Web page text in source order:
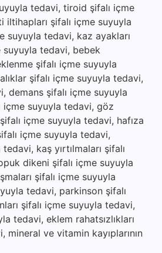
tedavi, tiroid şifalı içme
iltihapları şifalı içme suyuyla
suyuyla tedavi, kaz ayakları
suyuyla tedavi, bebek
şifalı içme suyuyla
şifalı içme suyuyla tedavi,
demans şifalı içme suyuyla
içme suyuyla tedavi, göz
içme suyuyla tedavi, hafıza
içme suyuyla tedavi,
kaş yırtılmaları şifalı
dikeni şifalı içme suyuyla
şifalı içme suyuyla
tedavi, parkinson şifalı
şifalı içme suyuyla tedavi,
tedavi, eklem rahatsızlıkları
ve vitamin kayıplarının